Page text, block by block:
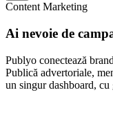
Content Marketing
Ai nevoie de
Publyo conectează
Publică advertoriale,
un singur dashboard,